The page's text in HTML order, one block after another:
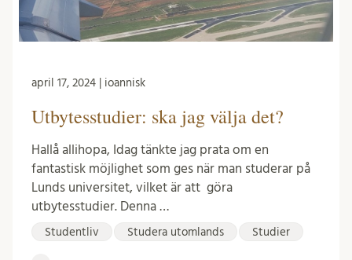
april 17, 2024 | ioannisk
Utbytesstudier: ska jag välja det?
Hallå allihopa, Idag tänkte jag prata om en
fantastisk möjlighet som ges när man studerar på
Lunds universitet, vilket är att göra
utbytesstudier. Denna …
Studentliv Studera utomlands Studier